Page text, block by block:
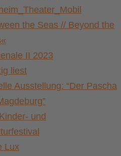
the Seas // Beyond the
II 2023
liest
Ausstellung: “Der Pascha
und
Lux